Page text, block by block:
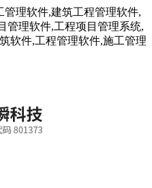
理软件,建筑工程管理软件,
管理软件,工程项目管理系统,
软件,工程管理软件,施工管理